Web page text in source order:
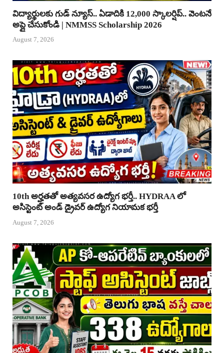
విద్యార్థులకు గుడ్ న్యూస్.. ఏడాదికి 12,000 స్కాలర్షిప్.. వెంటనే
అప్లై చేసుకోండి | NMMSS Scholarship 2026
August 7, 2026
10th అర్హతతో అత్యవసర ఉద్యోగ భర్తీ.. HYDRAA లో
అసిస్టెంట్ అండ్ డ్రైవర్ ఉద్యోగ నియామక భర్తీ
August 7, 2026